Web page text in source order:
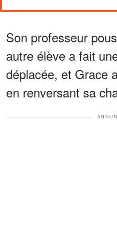
Son professeur
autre élève a fait
déplacée, et Grace
en renversant sa